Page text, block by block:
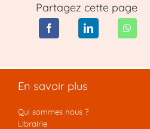
Partagez cette page
En savoir plus
Qui sommes nous ?
Librairie